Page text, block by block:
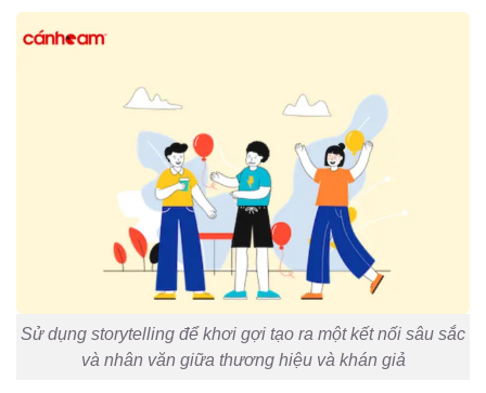
Sử dụng storytelling để khơi gợi tạo ra một kết nối sâu sắc
và nhân văn giữa thương hiệu và khán giả